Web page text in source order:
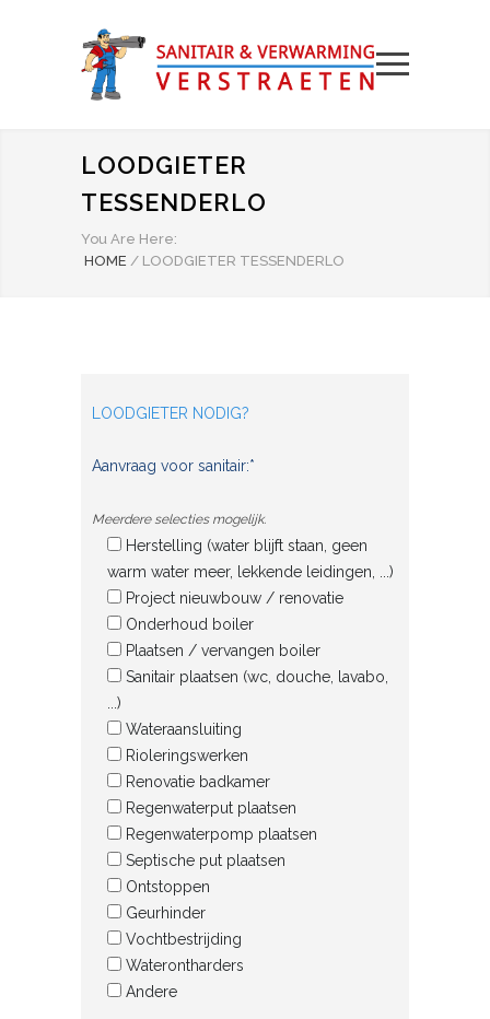
LOODGIETER
TESSENDERLO
You Are Here:
HOME / LOODGIETER TESSENDERLO
LOODGIETER NODIG?
Aanvraag voor sanitair:*
Meerdere selecties mogelijk.
Herstelling (water blijft staan, geen
warm water meer, lekkende leidingen, ...)
Project nieuwbouw / renovatie
Onderhoud boiler
Plaatsen / vervangen boiler
Sanitair plaatsen (wc, douche, lavabo,
...)
Wateraansluiting
Rioleringswerken
Renovatie badkamer
Regenwaterput plaatsen
Regenwaterpomp plaatsen
Septische put plaatsen
Ontstoppen
Geurhinder
Vochtbestrijding
Waterontharders
Andere